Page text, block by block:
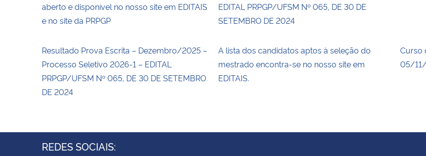
aberto e disponível no nosso site em EDITAIS
e no site da PRPGP
EDITAL PRPGP/UFSM Nº 065, DE 30 DE
SETEMBRO DE 2024
Resultado Prova Escrita – Dezembro/2025 –
Processo Seletivo 2026-1 – EDITAL
PRPGP/UFSM Nº 065, DE 30 DE SETEMBRO
DE 2024
A lista dos candidatos aptos à seleção do
mestrado encontra-se no nosso site em
EDITAIS.
Curso
05/
REDES SOCIAIS: